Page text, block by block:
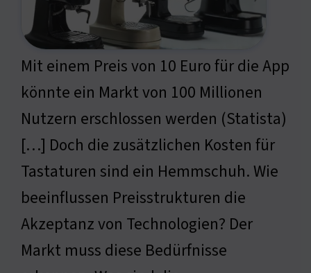
Mit einem Preis von 10 Euro für die App
könnte ein Markt von 100 Millionen
Nutzern erschlossen werden (Statista)
[…] Doch die zusätzlichen Kosten für
Tastaturen sind ein Hemmschuh. Wie
beeinflussen Preisstrukturen die
Akzeptanz von Technologien? Der
Markt muss diese Bedürfnisse